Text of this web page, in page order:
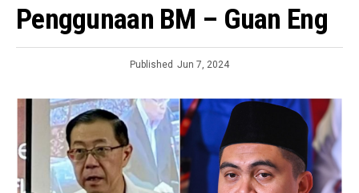
Penggunaan BM – Guan Eng
Published Jun 7, 2024